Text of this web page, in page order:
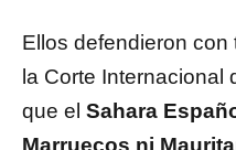
Ellos defendieron
la Corte Internacional
que el Sahara